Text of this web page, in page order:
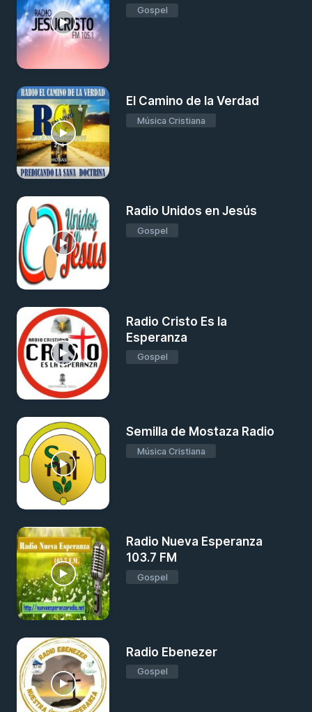
Gospel
El Camino de la Verdad
Música Cristiana
Radio Unidos en Jesús
Gospel
Radio Cristo Es la
Esperanza
Gospel
Semilla de Mostaza Radio
Música Cristiana
Radio Nueva Esperanza
103.7 FM
Gospel
Radio Ebenezer
Gospel